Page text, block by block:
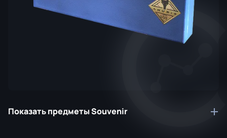
Показать предметы Souvenir